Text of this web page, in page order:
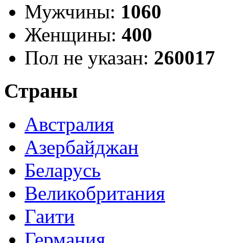
Мужчины: 1060
Женщины: 400
Пол не указан: 260017
Страны
Австралия
Азербайджан
Беларусь
Великобритания
Гаити